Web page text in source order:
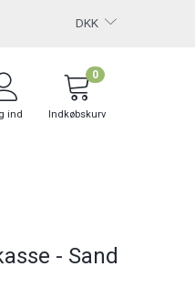
DKK
ind Indkøbskurv
0
- Sand